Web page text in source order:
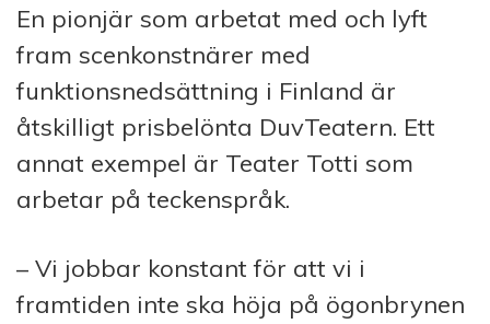
En pionjär som arbetat med och lyft
fram scenkonstnärer med
funktionsnedsättning i Finland är
åtskilligt prisbelönta DuvTeatern. Ett
annat exempel är Teater Totti som
arbetar på teckenspråk.
– Vi jobbar konstant för att vi i
framtiden inte ska höja på ögonbrynen